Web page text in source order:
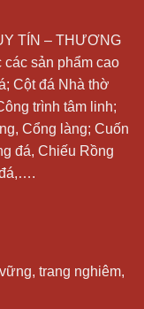
TÍN – THƯƠNG
các sản phẩm cao
; Cột đá Nhà thờ
trình tâm linh;
Cổng làng; Cuốn
đá, Chiếu Rồng
trang nghiêm,